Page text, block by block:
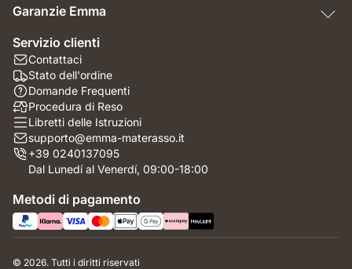
Garanzie Emma
Servizio clienti
Contattaci
Stato dell'ordine
Domande Frequenti
Procedura di Reso
Libretti delle Istruzioni
supporto@emma-materasso.it
+39 0240137095
Dal Lunedí al Venerdí, 09:00-18:00
Metodi di pagamento
© 2026. Tutti i diritti riservati